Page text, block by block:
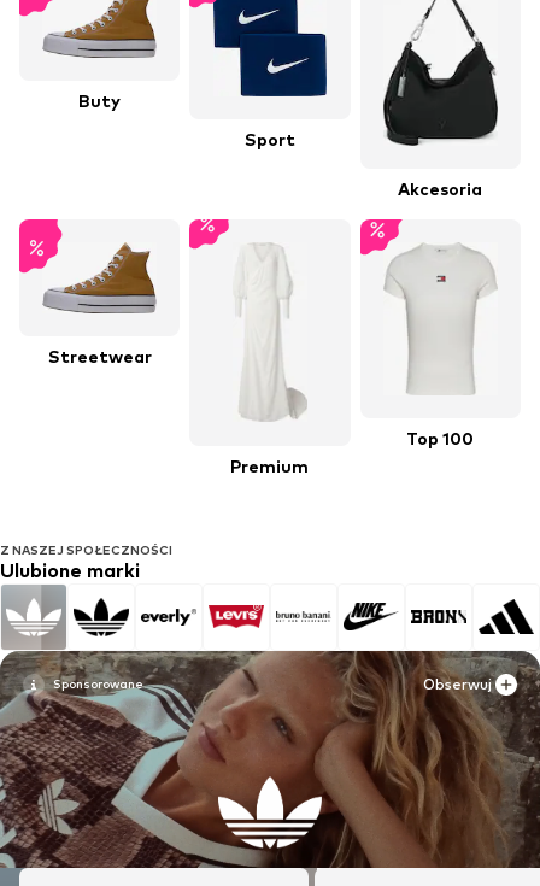
Z NASZEJ SPOŁECZNOŚCI
Ulubione marki
Obserwuj
Obserwuj
Buty
Sport
Akcesoria
Streetwear
Premium
Top 100